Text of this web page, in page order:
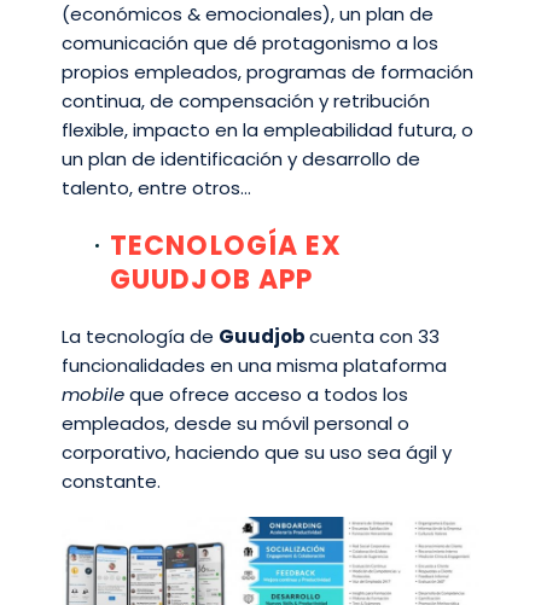
(económicos & emocionales), un plan de
comunicación que dé protagonismo a los
propios empleados, programas de formación
continua, de compensación y retribución
flexible, impacto en la empleabilidad futura, o
un plan de identificación y desarrollo de
talento, entre otros…
TECNOLOGÍA EX
GUUDJOB APP
La tecnología de Guudjobcuenta con 33
funcionalidades en una misma plataforma
mobileque ofrece acceso a todos los
empleados, desde su móvil personal o
corporativo, haciendo que su uso sea ágil y
constante.